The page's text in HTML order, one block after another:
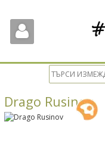
Drago Rusinov